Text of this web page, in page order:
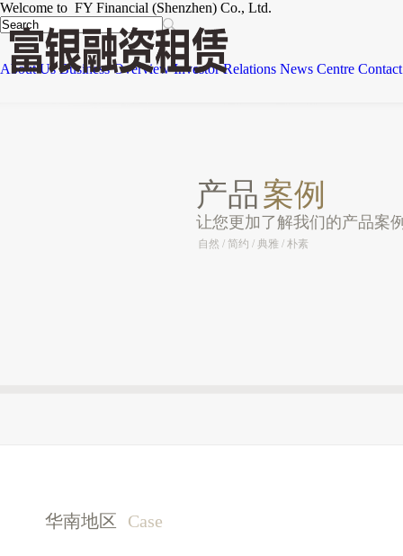
Welcome to FY Financial (Shenzhen) Co., Ltd.
About Us Business Overview Investor Relations News Centre
产品案例
让您更加了解我们的产品案
自然 / 简约 / 典雅 / 朴素
Case
华南地区